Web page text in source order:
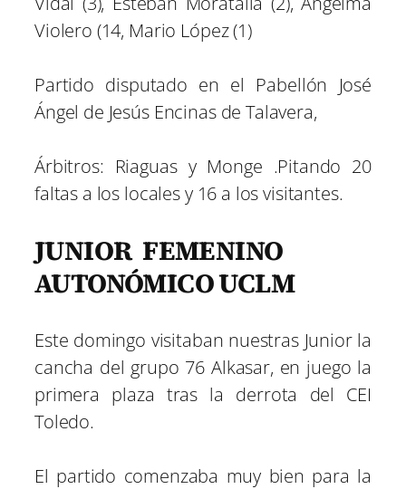
Violero (14, Mario López (1)
Partido disputado en el Pabellón José
Ángel de Jesús Encinas de Talavera,
Árbitros: Riaguas y Monge .Pitando 20
faltas a los locales y 16 a los visitantes.
JUNIOR FEMENINO
AUTONÓMICO UCLM
Este domingo visitaban nuestras Junior la
cancha del grupo 76 Alkasar, en juego la
primera plaza tras la derrota del CEI
Toledo.
El partido comenzaba muy bien para la